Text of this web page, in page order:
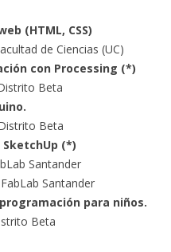
(HTML, CSS)
de Ciencias (UC)
con Processing (*)
Beta
Beta
SketchUp (*)
Santander
Santander
para niños.
Beta